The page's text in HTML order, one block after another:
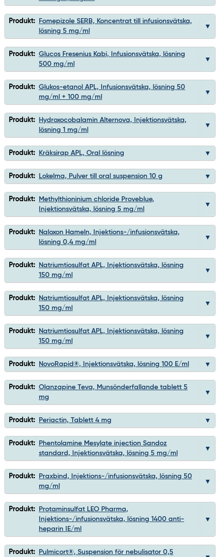
Produkt:
Fomepizole SERB, Koncentrat till infusionsvätska,
lösning 5 mg/ml
Produkt: Glucos Fresenius Kabi, Infusionsvätska, lösning
500 mg/ml
Produkt: Glukos-etanol APL, Infusionsvätska, lösning 50
mg/ml + 100 mg/ml
Produkt:
Hydroxocobalamin Alternova, Injektionsvätska,
lösning 1 mg/ml
Produkt: Kräksirap APL, Oral lösning
Produkt: Lokelma, Pulver till oral suspension 10 g
Produkt:
Methylthioninium chloride Proveblue,
Injektionsvätska, lösning 5 mg/ml
Produkt:
Naloxon Hameln, Injektions-/infusionsvätska,
lösning 0,4 mg/ml
Produkt:
Natriumtiosulfat APL, Injektionsvätska, lösning
150 mg/ml
Produkt:
Natriumtiosulfat APL, Injektionsvätska, lösning
150 mg/ml
Produkt:
Natriumtiosulfat APL, Injektionsvätska, lösning
150 mg/ml
Produkt: NovoRapid®, Injektionsvätska, lösning 100 E/ml
Produkt: Olanzapine Teva, Munsönderfallande tablett 5
mg
Produkt: Periactin, Tablett 4 mg
Produkt:
Phentolamine Mesylate injection Sandoz
standard, Injektionsvätska, lösning 5 mg/ml
Produkt:
Praxbind, Injektions-/infusionsvätska, lösning 50
mg/ml
Produkt:
Protaminsulfat LEO Pharma,
Injektions-/infusionsvätska, lösning 1400 anti-
heparin IE/ml
Produkt:
Pulmicort®, Suspension för nebulisator 0,5